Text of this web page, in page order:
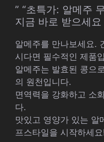
” “초특가: 알메주
지금 바로 받으세
알메주를 만나보세요.
시다면 필수적인 제품
알메주는 발효된 콩으
의 원천입니다.
면역력을 강화하고 소
다.
맛있고 영양가 있는 알
프스타일을 시작하세